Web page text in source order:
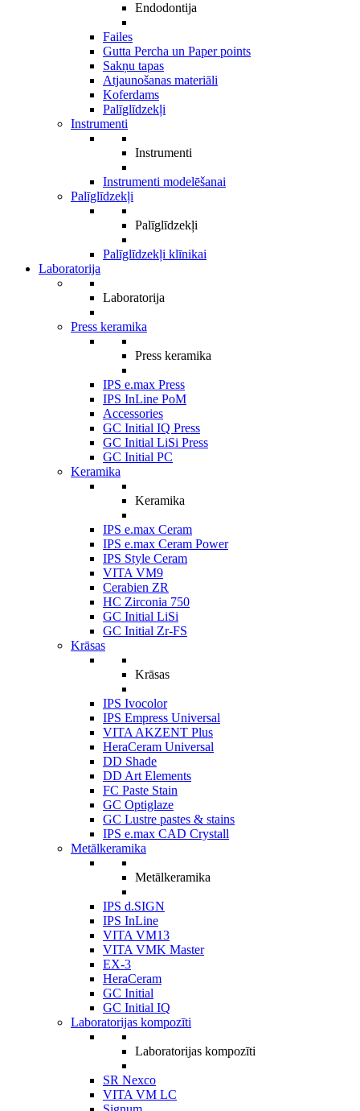
Endodontija
Failes
Gutta Percha un Paper points
Sakņu tapas
Atjaunošanas materiāli
Koferdams
Palīglīdzekļi
Instrumenti
Instrumenti
Instrumenti modelēšanai
Palīglīdzekļi
Palīglīdzekļi
Palīglīdzekļi klīnikai
Laboratorija
Laboratorija
Press keramika
Press keramika
IPS e.max Press
IPS InLine PoM
Accessories
GC Initial IQ Press
GC Initial LiSi Press
GC Initial PC
Keramika
Keramika
IPS e.max Ceram
IPS e.max Ceram Power
IPS Style Ceram
VITA VM9
Cerabien ZR
HC Zirconia 750
GC Initial LiSi
GC Initial Zr-FS
Krāsas
Krāsas
IPS Ivocolor
IPS Empress Universal
VITA AKZENT Plus
HeraCeram Universal
DD Shade
DD Art Elements
FC Paste Stain
GC Optiglaze
GC Lustre pastes & stains
IPS e.max CAD Crystall
Metālkeramika
Metālkeramika
IPS d.SIGN
IPS InLine
VITA VM13
VITA VMK Master
EX-3
HeraCeram
GC Initial
GC Initial IQ
Laboratorijas kompozīti
Laboratorijas kompozīti
SR Nexco
VITA VM LC